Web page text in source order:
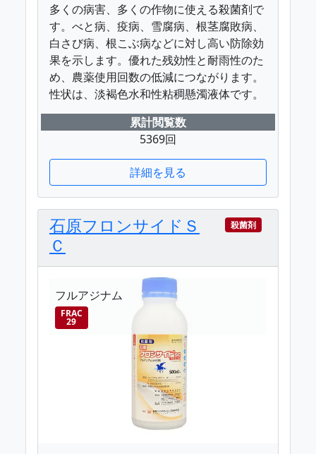
多くの病害、多くの作物に使える殺菌剤で
す。べと病、疫病、雪腐病、根茎腐敗病、
白さび病、根こぶ病などに対し高い防除効
果を示します。優れた残効性と耐雨性のた
め、農薬使用回数の低減につながります。
性状は、淡褐色水和性粘稠懸濁液体です。
累計閲覧数
5369回
詳細を見る
石原フロンサイドＳ
Ｃ
殺菌剤
フルアジナム
FRAC
29